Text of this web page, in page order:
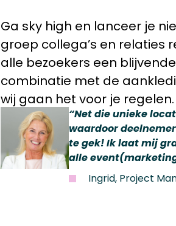
Ga sky high en lanceer je
groep collega’s en relaties
alle bezoekers een
combinatie met de
wij gaan het voor je
“Net die unieke
waardoor
te gek! Ik laat mij
alle
Ingrid, Project